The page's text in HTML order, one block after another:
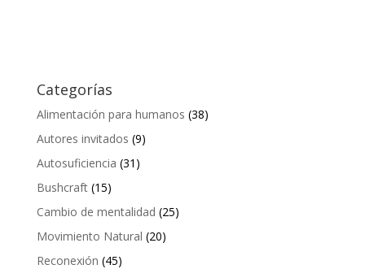
Categorías
Alimentación para humanos (38)
Autores invitados (9)
Autosuficiencia (31)
Bushcraft(15)
Cambio de mentalidad (25)
Movimiento Natural (20)
Reconexión (45)